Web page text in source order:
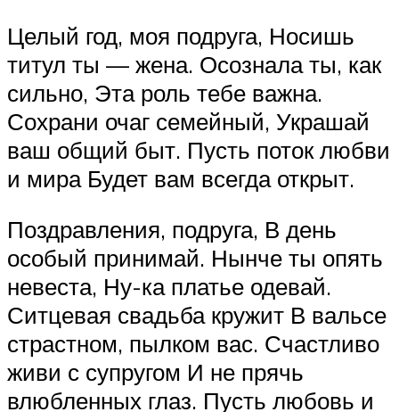
Целый год, моя подруга, Носишь
титул ты — жена. Осознала ты, как
сильно, Эта роль тебе важна.
Сохрани очаг семейный, Украшай
ваш общий быт. Пусть поток любви
и мира Будет вам всегда открыт.
Поздравления, подруга, В день
особый принимай. Нынче ты опять
невеста, Ну-ка платье одевай.
Ситцевая свадьба кружит В вальсе
страстном, пылком вас. Счастливо
живи с супругом И не прячь
влюбленных глаз. Пусть любовь и